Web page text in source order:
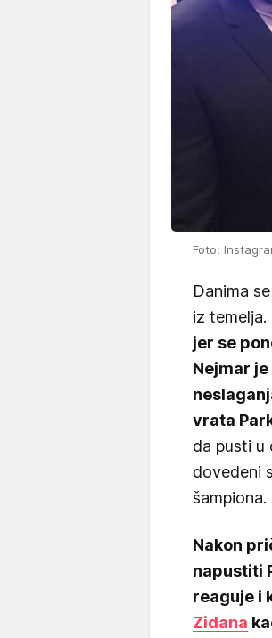
Foto:
Danima
iz temelja.
jer se
Nejmar
vrata
da pusti u
dovedeni
šampiona.
Nakon
napustiti
reaguje i
Zidana